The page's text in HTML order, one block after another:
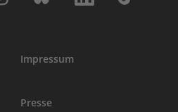
Impressum
Presse